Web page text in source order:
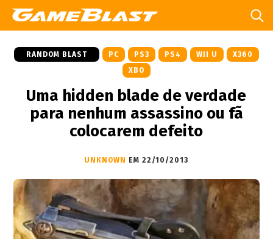
RANDOM BLAST PC PS3 PS4 WII U
X360
XBO
Uma hidden blade de verdade
para nenhum assassino ou fã
colocarem defeito
UNKNOWN EM 22/10/2013